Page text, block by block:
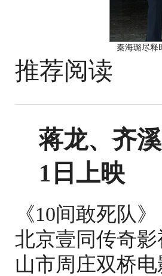
秦海璐尽释
推荐阅读
蒋龙、齐
1日上映
《10间敢死队
北京壹同传奇
山市周庄双桥